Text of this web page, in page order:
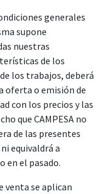
generales
supone
nuestras
de los
los trabajos, deberá
oferta o emisión de
con los precios y las
que CAMPESA no
de las presentes
equivaldrá a
en el pasado.
venta se aplican